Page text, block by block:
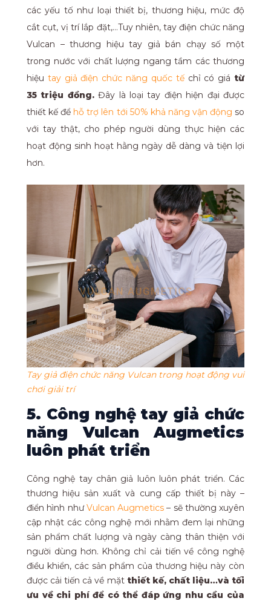
các yếu tố như loại thiết bị, thương hiệu, mức độ
cắt cụt, vị trí lắp đặt,…Tuy nhiên, tay điện chức năng
Vulcan – thương hiệu tay giả bán chạy số một
trong nước với chất lượng ngang tầm các thương
hiệu tay giả điện chức năng quốc tếchỉ có giá từ
35 triệu đồng.Đây là loại tay điện hiện đại được
thiết kế để hỗ trợ lên tới 50% khả năng vận động so
với tay thật, cho phép người dùng thực hiện các
hoạt động sinh hoạt hằng ngày dễ dàng và tiện lợi
hơn.
Tay giả điện chức năng Vulcan trong hoạt động vui
chơi giải trí
5. Công nghệ tay giả chức
năng Vulcan Augmetics
luôn phát triển
Công nghệ tay chân giả luôn luôn phát triển. Các
thương hiệu sản xuất và cung cấp thiết bị này –
điển hình nhưVulcan Augmetics – sẽ thường xuyên
cập nhật các công nghệ mới nhằm đem lại những
sản phẩm chất lượng và ngày càng thân thiện với
người dùng hơn. Không chỉ cải tiến về công nghệ
điều khiển, các sản phẩm của thương hiệu này còn
được cải tiến cả về mặt thiết kế, chất liệu…và tối
ưu về chi phí để có thể đáp ứng nhu cầu của